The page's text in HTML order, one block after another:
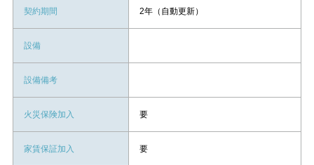
契約期間 2年（自動更新）
設備
設備備考
火災保険加入 要
家賃保証加入 要